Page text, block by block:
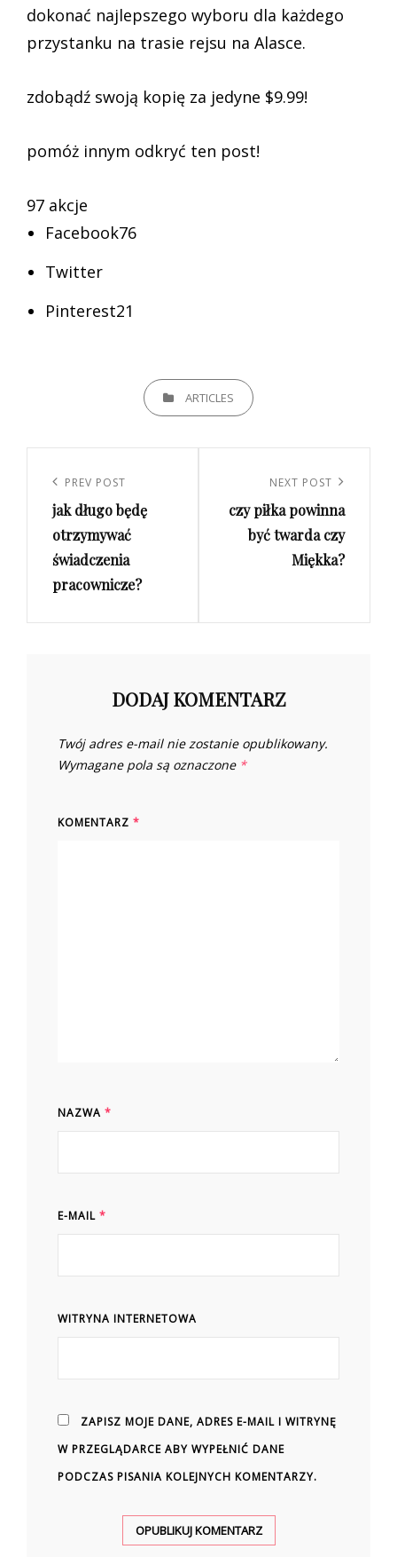
dokonać najlepszego wyboru dla każdego
przystanku na trasie rejsu na Alasce.
zdobądź swoją kopię za jedyne $9.99!
pomóż innym odkryć ten post!
97 akcje
Facebook76
Twitter
Pinterest21
CATEGORIESARTICLES
wpisu
Previous
Post
PREV POST
jak długo będę
otrzymywać
świadczenia
pracownicze?
Post
NEXT POST
czy piłka powinna
być twarda czy
Miękka?
DODAJ KOMENTARZ
Twój adres e-mail nie zostanie opublikowany.
Wymagane pola są oznaczone *
KOMENTARZ *
NAZWA *
E-MAIL *
WITRYNA INTERNETOWA
ZAPISZ MOJE DANE, ADRES E-MAIL I WITRYNĘ
W PRZEGLĄDARCE ABY WYPEŁNIĆ DANE
PODCZAS PISANIA KOLEJNYCH KOMENTARZY.